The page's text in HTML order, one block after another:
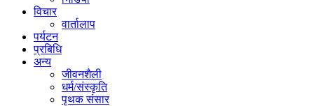
विचार
वार्तालाप
पर्यटन
प्रबिधि
अन्य
जीवनशैली
धर्म/संस्कृति
पृथक संसार